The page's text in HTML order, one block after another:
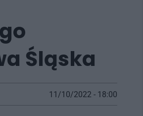
Śląska
11/10/2022 - 18:00